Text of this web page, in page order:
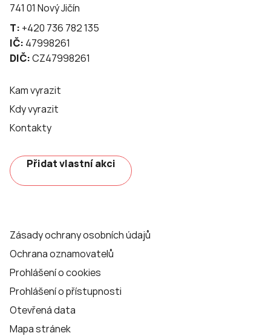
741 01 Nový Jičín
T: +420 736 782 135
IČ: 47998261
DIČ:CZ47998261
Kam vyrazit
Kdy vyrazit
Kontakty
Přidat vlastní akci
Zásady ochrany osobních údajů
Ochrana oznamovatelů
Prohlášení o cookies
Prohlášení o přístupnosti
Otevřená data
Mapa stránek